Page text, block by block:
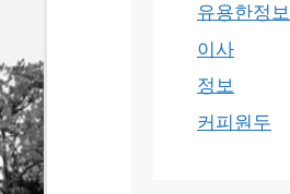
유용한정보
이사
정보
커피원두